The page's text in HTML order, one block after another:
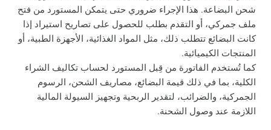
شحن البضاعة. هذا الإجراء ضروري حتى يتمكن المستورد من فتح
ملف جمركي، أو التقدم بطلب للحصول على تصاريح استيراد إذا
كانت البضائع تتطلب ذلك، مثل المواد الغذائية، الأجهزة الطبية، أو
المنتجات الكيميائية.
كما تُستخدم الفاتورة من قِبل المستورد لحساب تكاليف الشراء
الكلية، بما في ذلك قيمة البضائع، مصاريف الشحن، الرسوم
الجمركية، والضرائب، لتقدير الربحية وتجهيز السيولة المالية
اللازمة عند وصول الشحنة.